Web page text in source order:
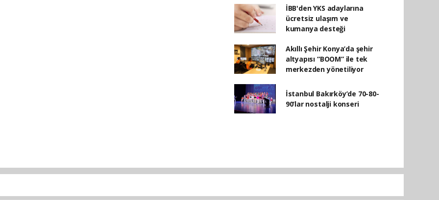
İBB'den YKS adaylarına
ücretsiz ulaşım ve
kumanya desteği
Akıllı Şehir Konya’da şehir
altyapısı “BOOM” ile tek
merkezden yönetiliyor
İstanbul Bakırköy’de 70-80-
90’lar nostalji konseri